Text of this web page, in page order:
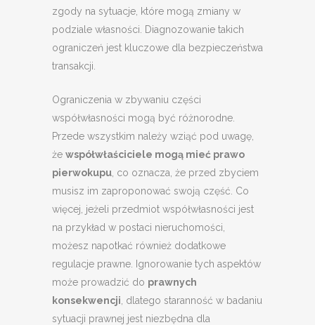
zgody na sytuacje, które mogą zmiany w
podziale własności. Diagnozowanie takich
ograniczeń jest kluczowe dla bezpieczeństwa
transakcji.
Ograniczenia w zbywaniu części
współwłasności mogą być różnorodne.
Przede wszystkim należy wziąć pod uwagę,
że współwłaściciele mogą mieć prawo
pierwokupu , co oznacza, że przed zbyciem
musisz im zaproponować swoją część. Co
więcej, jeżeli przedmiot współwłasności jest
na przykład w postaci nieruchomości,
możesz napotkać również dodatkowe
regulacje prawne. Ignorowanie tych aspektów
może prowadzić do prawnych
konsekwencji , dlatego staranność w badaniu
sytuacji prawnej jest niezbędna dla